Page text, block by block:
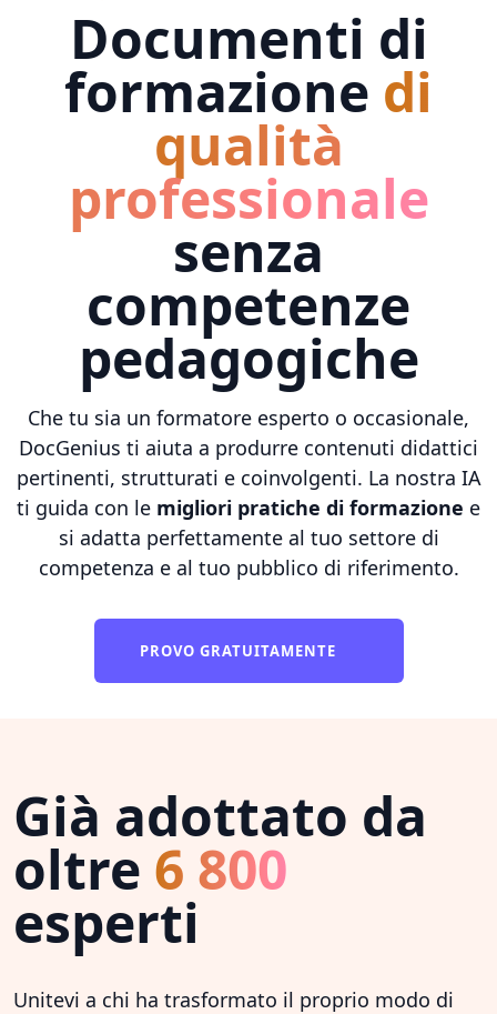
Documenti di
formazione di
qualità
professionale
senza
competenze
pedagogiche
Che tu sia un formatore esperto o occasionale,
DocGenius ti aiuta a produrre contenuti didattici
pertinenti, strutturati e coinvolgenti. La nostra IA
ti guida con le migliori pratiche di formazione e
si adatta perfettamente al tuo settore di
competenza e al tuo pubblico di riferimento.
PROVO GRATUITAMENTE
Già adottato da
oltre 6 800
esperti
Unitevi a chi ha trasformato il proprio modo di